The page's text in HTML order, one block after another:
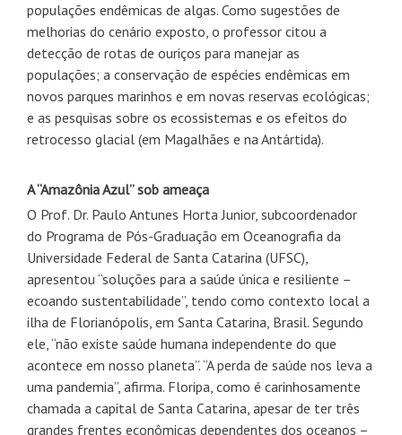
populações endêmicas de algas. Como sugestões de
melhorias do cenário exposto, o professor citou a
detecção de rotas de ouriços para manejar as
populações; a conservação de espécies endêmicas em
novos parques marinhos e em novas reservas ecológicas;
e as pesquisas sobre os ecossistemas e os efeitos do
retrocesso glacial (em Magalhães e na Antártida).
A “Amazônia Azul” sob ameaça
O Prof. Dr. Paulo Antunes Horta Junior, subcoordenador
do Programa de Pós-Graduação em Oceanografia da
Universidade Federal de Santa Catarina (UFSC),
apresentou “soluções para a saúde única e resiliente –
ecoando sustentabilidade”, tendo como contexto local a
ilha de Florianópolis, em Santa Catarina, Brasil. Segundo
ele, “não existe saúde humana independente do que
acontece em nosso planeta”. “A perda de saúde nos leva a
uma pandemia”, afirma. Floripa, como é carinhosamente
chamada a capital de Santa Catarina, apesar de ter três
grandes frentes econômicas dependentes dos oceanos –